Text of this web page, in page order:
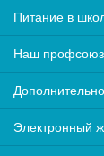
Питание в
Наш профсоюз
Электронный